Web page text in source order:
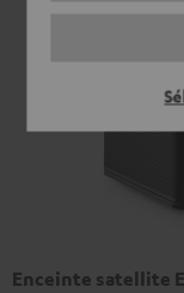
Enceinte satellite